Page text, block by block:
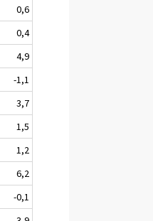
0,6
0,4
4,9
-1,1
3,7
1,5
1,2
6,2
-0,1